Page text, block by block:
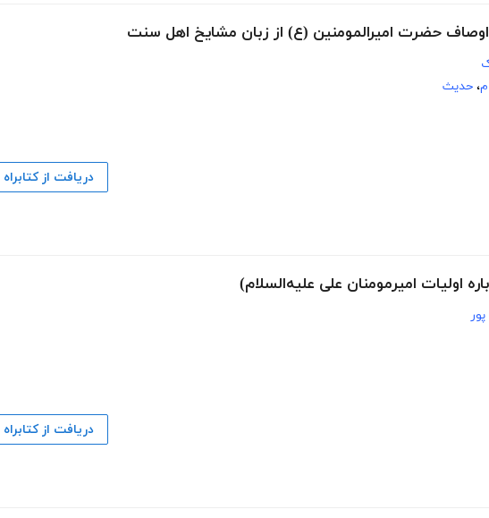
اوصاف حضرت امیرالمومنین (ع) از زبان مشایخ اهل سنت
، حدیث
دریافت از کتابراه
اولیات امیرمومنان علی علیه‌السلام)
دریافت از کتابراه